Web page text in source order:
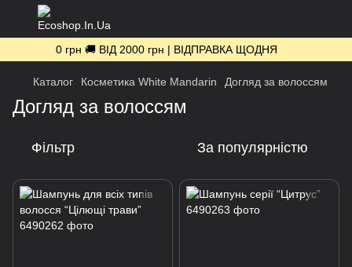
0 грн 🚚 ВІД 2000 грн | ВІДПРАВКА ЩОДНЯ
Каталог Косметика White Mandarin Догляд за волоссям
Догляд за волоссям
Фільтр За популярністю